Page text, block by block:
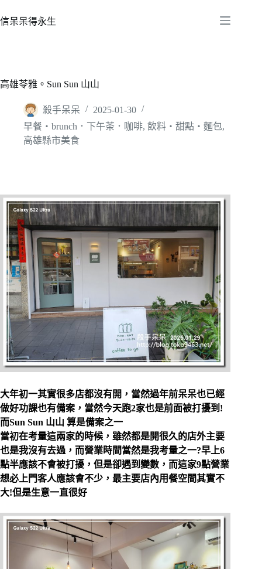
至
容
信呆呆得永生
高雄苓雅。Sun Sun 山山
殺手呆呆
2025-01-30
早餐‧brunch．下午茶．咖啡, 飲料‧甜點‧麵包,
高雄縣市美食
大年初一其實很多店都沒有開，當然過年前呆呆也已經
做好功課也有備案，當然今天跑2家也是前面被打擾到!
而Sun Sun 山山 算是備案之一
當初在考量這兩家的時候，雖然都是開很久的店外主要
也是我沒有去過，而營業時間當然是我考量之一?早上6
點半應該不會被打擾，但是卻遇到變數，而這家9點營業
想必上門客人應該會不少，最主要店內用餐空間其實不
大!但是生意一直很好